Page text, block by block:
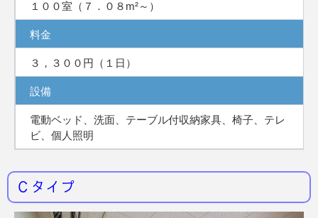
１００室（７．０８m²～）
料金
３，３００円（１日）
設備
電動ベッド、洗面、テーブル付収納家具、椅子、テレ
ビ、個人照明
Ｃタイプ